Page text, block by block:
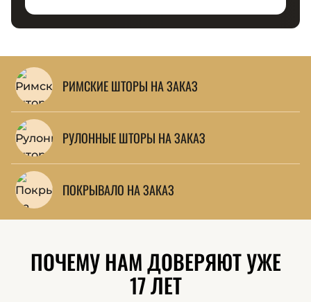
РИМСКИЕ ШТОРЫ НА ЗАКАЗ
РУЛОННЫЕ ШТОРЫ НА ЗАКАЗ
ПОКРЫВАЛО НА ЗАКАЗ
ПОЧЕМУ НАМ ДОВЕРЯЮТ УЖЕ
17 ЛЕТ